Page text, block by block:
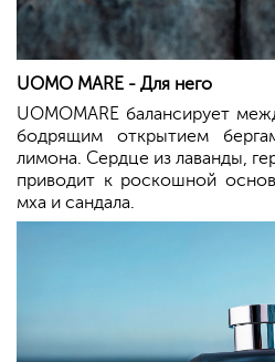
UOMO MARE - Для него
UOMOMARE балансирует
бодрящим открытием
лимона. Сердце из лаванды,
приводит к роскошной
мха и сандала.